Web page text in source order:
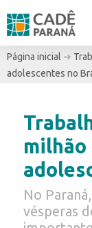
Página inicial ➔
adolescentes no
milhão
No
vésperas